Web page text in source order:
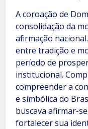
A coroação de
consolidação da
afirmação
entre tradição e
período de
institucional.
compreender a
e simbólica do
buscava afirmar-
fortalecer sua